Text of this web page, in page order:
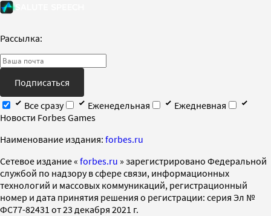
Рассылка:
Подписаться
Все сразу
Еженедельная
Ежедневная
Новости Forbes Games
Наименование издания: forbes.ru
Cетевое издание « forbes.ru » зарегистрировано Федеральной
службой по надзору в сфере связи, информационных
технологий и массовых коммуникаций, регистрационный
номер и дата принятия решения о регистрации: серия Эл №
ФС77-82431 от 23 декабря 2021 г.